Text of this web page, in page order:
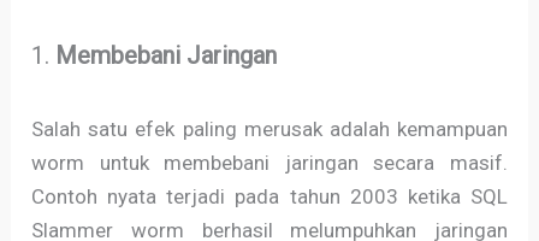
1. Membebani Jaringan
Salah satu efek paling merusak adalah kemampuan
worm untuk membebani jaringan secara masif.
Contoh nyata terjadi pada tahun 2003 ketika SQL
Slammer worm berhasil melumpuhkan jaringan